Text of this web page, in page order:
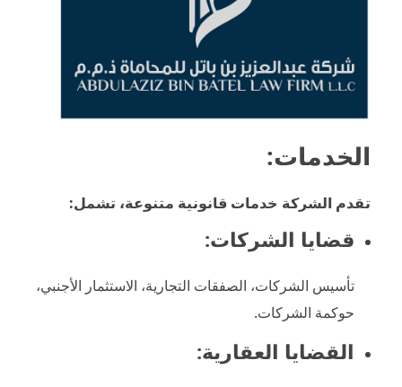
الخدمات:
تقدم الشركة خدمات قانونية متنوعة، تشمل:
قضايا الشركات:
تأسيس الشركات، الصفقات التجارية، الاستثمار الأجنبي،
حوكمة الشركات.
القضايا العقارية: